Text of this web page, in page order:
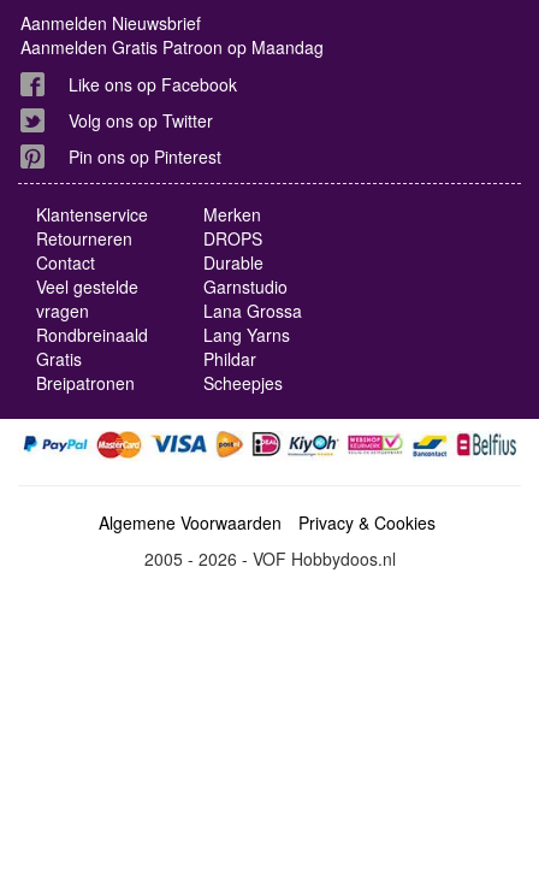
Aanmelden Nieuwsbrief
Aanmelden Gratis Patroon op Maandag
Like ons op Facebook
Volg ons op Twitter
Pin ons op Pinterest
Klantenservice
Retourneren
Contact
Veel gestelde
vragen
Rondbreinaald
Gratis
Breipatronen
Merken
DROPS
Durable
Garnstudio
Lana Grossa
Lang Yarns
Phildar
Scheepjes
Algemene Voorwaarden
Privacy & Cookies
2005 - 2026 - VOF Hobbydoos.nl